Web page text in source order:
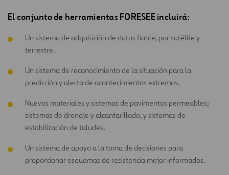
El conjunto de herramientas FORESEE incluirá:
Un sistema de adquisición de datos fiable, por satélite y
terrestre.
Un sistema de reconocimiento de la situación para la
predicción y alerta de acontecimientos extremos.
Nuevos materiales y sistemas de pavimentos permeables;
sistemas de drenaje y alcantarillado, y sistemas de
estabilización de taludes.
Un sistema de apoyo a la toma de decisiones para
proporcionar esquemas de resistencia mejor informados.